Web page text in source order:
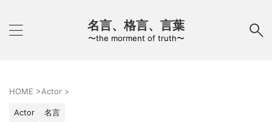
名言、格言、言葉
〜the morment of truth〜
HOME >Actor >
Actor 名言